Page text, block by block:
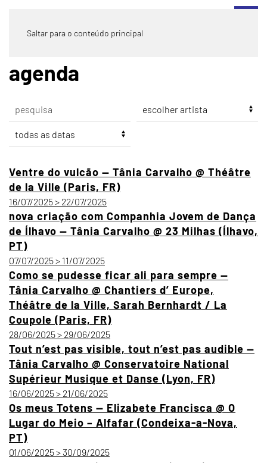
Saltar para o conteúdo principal
agenda
Ventre do vulcão — Tânia Carvalho @ Théâtre
de la Ville (Paris, FR)
16/07/2025 > 22/07/2025
nova criação com Companhia Jovem de Dança
de Ílhavo — Tânia Carvalho @ 23 Milhas (Ílhavo,
PT)
07/07/2025 > 11/07/2025
Como se pudesse ficar ali para sempre —
Tânia Carvalho @ Chantiers d’ Europe,
Théâtre de la Ville, Sarah Bernhardt / La
Coupole (Paris, FR)
28/06/2025 > 29/06/2025
Tout n’est pas visible, tout n’est pas audible —
Tânia Carvalho @ Conservatoire National
Supérieur Musique et Danse (Lyon, FR)
16/06/2025 > 21/06/2025
Os meus Totens — Elizabete Francisca @ O
Lugar do Meio – Alfafar (Condeixa-a-Nova,
PT)
01/06/2025 > 30/09/2025